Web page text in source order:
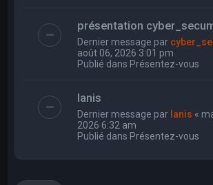
présentation
Dernier message par
août 06, 2026 3:01 pm
Publié dans Présentez-vous
Ianis
Dernier message par Ianis «
2026 6:32 am
Publié dans Présentez-vous